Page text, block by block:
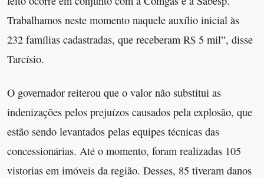
Trabalhamos neste momento naquele auxílio inicial às
232 famílias cadastradas, que receberam R$ 5 mil”, disse
Tarcísio.
O governador reiterou que o valor não substitui as
indenizações pelos prejuízos causados pela explosão, que
estão sendo levantados pelas equipes técnicas das
concessionárias. Até o momento, foram realizadas 105
vistorias em imóveis da região. Desses, 85 tiveram danos